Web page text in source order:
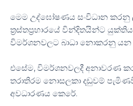
මෙම උද්ඝෝෂණය සංවිධාන කරනු
ත්‍රස්තප්‍රහාරයේ වින්දිතයින්ට
විමර්ශනවලට බාධා නොකරනු
එසේම, විමර්ශනවලදී අනාවරණ
තරාතිරම නොසලකා දඩුවම්
අවධාරණය කෙරේ.